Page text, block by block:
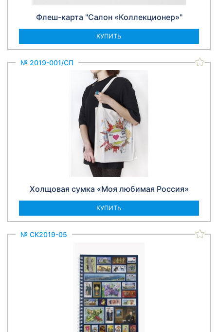
Флеш-карта "Салон «Коллекционер»"
КУПИТЬ
№ 2019-001/СП
Холщовая сумка «Моя любимая Россия»
КУПИТЬ
№ СК2019-05